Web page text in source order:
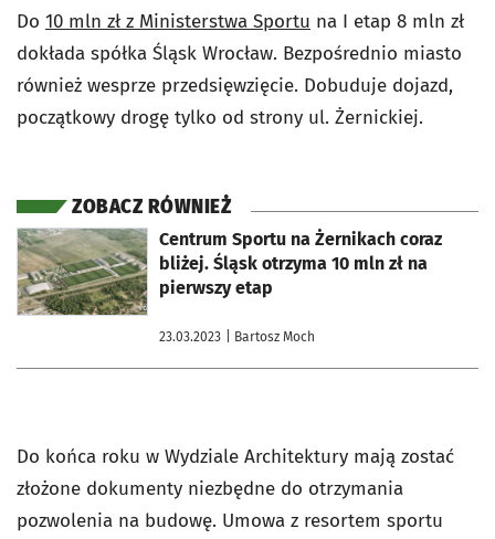
Do 10 mln zł z Ministerstwa Sportu na I etap 8 mln zł
dokłada spółka Śląsk Wrocław. Bezpośrednio miasto
również wesprze przedsięwzięcie. Dobuduje dojazd,
początkowy drogę tylko od strony ul. Żernickiej.
ZOBACZ RÓWNIEŻ
Centrum Sportu na Żernikach coraz
bliżej. Śląsk otrzyma 10 mln zł na
pierwszy etap
23.03.2023 | Bartosz Moch
otworzy się w nowej karcie
Do końca roku w Wydziale Architektury mają zostać
złożone dokumenty niezbędne do otrzymania
pozwolenia na budowę. Umowa z resortem sportu